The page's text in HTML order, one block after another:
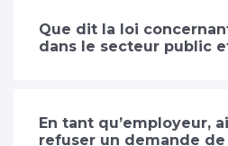
Que dit la loi
dans le secteur public
En tant qu’employeur,
refuser un demande